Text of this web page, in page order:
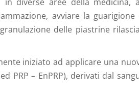
diverse aree della medicina,
avviare la guarigione
delle piastrine
iniziato ad applicare una
PRP – EnPRP), derivati dal